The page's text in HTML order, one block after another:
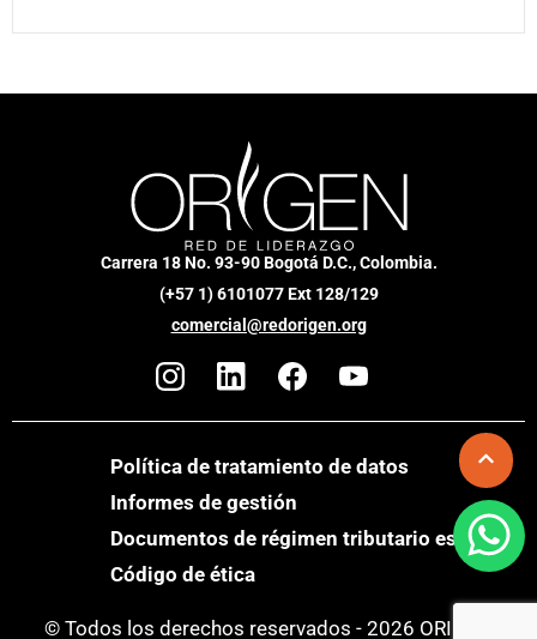
Carrera 18 No. 93-90 Bogotá D.C., Colombia.
(+57 1) 6101077 Ext 128/129
comercial@redorigen.org
Política de tratamiento de datos
Informes de gestión
Documentos de régimen tributario especial
Código de ética
© Todos los derechos reservados - 2026 ORIGEN